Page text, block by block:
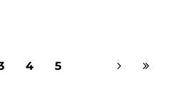
4 5